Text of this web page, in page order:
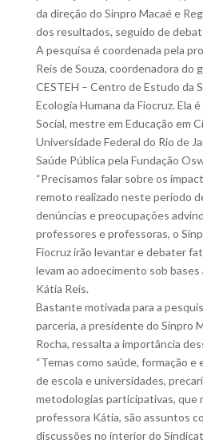
da direção do Sinpro Macaé e
dos resultados, seguido de
A pesquisa é coordenada pela
Reis de Souza, coordenadora do
CESTEH – Centro de Estudo da
Ecologia Humana da Fiocruz. Ela
Social, mestre em Educação em
Universidade Federal do Rio de
Saúde Pública pela Fundação
“Precisamos falar sobre os
remoto realizado neste período
denúncias e preocupações
professores e professoras, o
Fiocruz irão levantar e debater
levam ao adoecimento sob bases
Kátia Reis.
Bastante motivada para a
parceria, a presidente do Sinpro
Rocha, ressalta a importância
“Temas como saúde, formação
de escola e universidades,
metodologias participativas, que
professora Kátia, são assuntos
discussões no interior do